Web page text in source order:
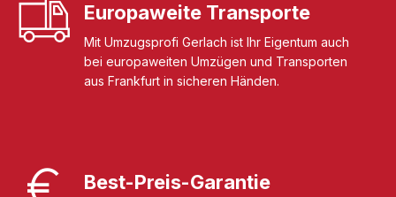
Europaweite Transporte
Mit Umzugsprofi Gerlach ist Ihr Eigentum auch
bei europaweiten Umzügen und Transporten
aus Frankfurt in sicheren Händen.
Best-Preis-Garantie